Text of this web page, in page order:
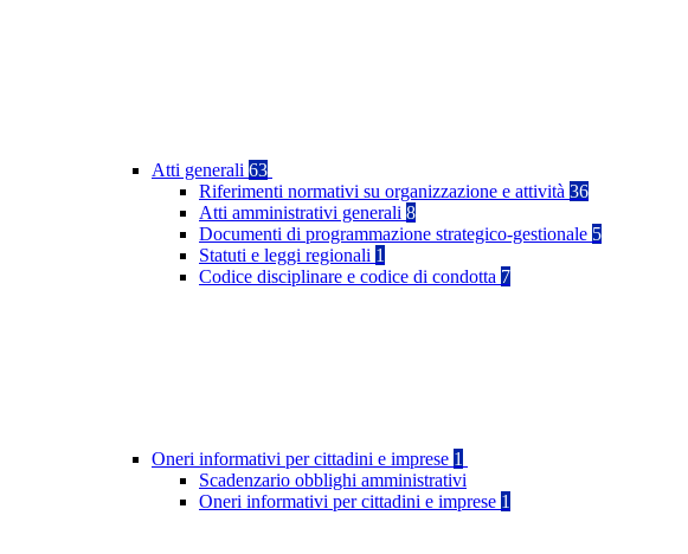
Atti generali 63
Riferimenti normativi su organizzazione e attività 36
Atti amministrativi generali 8
Documenti di programmazione strategico-gestionale 5
Statuti e leggi regionali 1
Codice disciplinare e codice di condotta 7
Oneri informativi per cittadini e imprese 1
Scadenzario obblighi amministrativi
Oneri informativi per cittadini e imprese 1